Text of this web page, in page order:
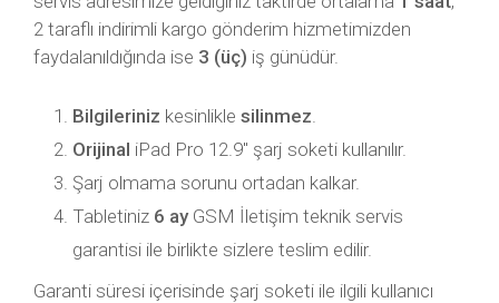
2 taraflı indirimli kargo gönderim hizmetimizden
faydalanıldığında ise 3 (üç) iş günüdür.
Bilgileriniz kesinlikle silinmez.
Orijinal iPad Pro 12.9″ şarj soketi kullanılır.
Şarj olmama sorunu ortadan kalkar.
Tabletiniz 6 ayGSM İletişim teknik servis
garantisi ile birlikte sizlere teslim edilir.
Garanti süresi içerisinde şarj soketi ile ilgili kullanıcı